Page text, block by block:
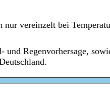
vereinzelt bei
Regenvorhersage,